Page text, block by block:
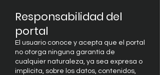
Responsabilidad del
portal
El usuario conoce y acepta que el portal
no otorga ninguna garantía de
cualquier naturaleza, ya sea expresa o
implícita, sobre los datos, contenidos,